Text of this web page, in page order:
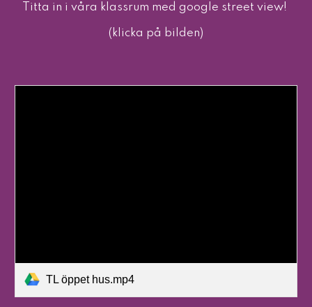
Titta in i våra klassrum med google street view!
(klicka på bilden)
TL öppet hus.mp4